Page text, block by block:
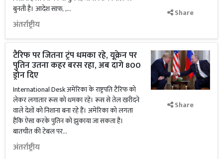
बुनती है। आदेश साफ़, ,...
अंतर्राष्ट्रीय
Share
टैरिफ पर जितना ट्रंप धमका रहे, यूक्रेन पर
पुतिन उतना कहर बरस रहा, अब दागे 800
ड्रोन दिए
International Desk अमेरिका के राष्ट्रपति टैरिफ को
लेकर लगातार रूस को धमका रहे। रूस से तेल खरीदने
वाले देशों को निशाना बना रहे हैं। अमेरिका को लगता
हैकि ऐसा करके पुतिन को झुकाया जा सकता है।
बातचीत की टेबल पर...
अंतर्राष्ट्रीय
Share